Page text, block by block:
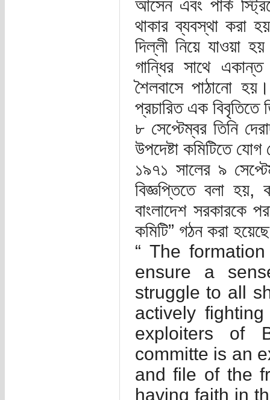
আসেন এবং পার্ক
থাকার ব্যবস্থা করা
দিল্লী নিয়ে যাওয়া
গান্ধির সাথে
শৈলবাসে পাঠানো
প্রচারিত এক বিবৃতিতে
৮ সেপ্টেম্বর তিনি
উপদেষ্টা কমিটিতে
১৯৭১ সালের ৯
বিজ্ঞপ্তিতে বলা হয়,
বাংলাদেশ সরকারকে
কমিটি” গঠন করা হয়েছে
“ The
ensure a
struggle to all
actively
exploiters of
committe is an
and file of the
having faith in